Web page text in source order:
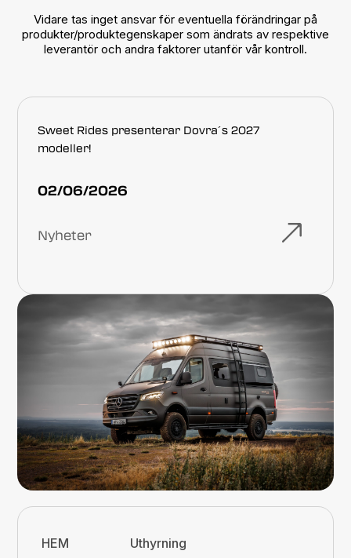
Vidare tas inget ansvar för eventuella förändringar på
produkter/produktegenskaper som ändrats av respektive
leverantör och andra faktorer utanför vår kontroll.
Sweet Rides presenterar Dovra´s 2027
modeller!
02/06/2026
Nyheter
HEM Uthyrning